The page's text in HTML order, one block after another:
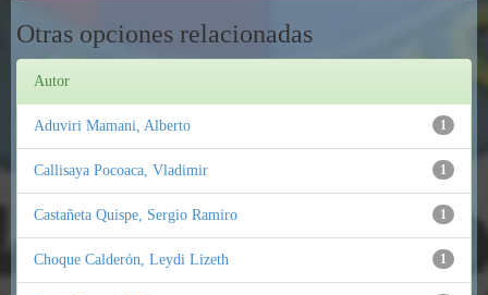
Otras opciones relacionadas
Autor
1
Aduviri Mamani, Alberto
1
Callisaya Pocoaca, Vladimir
1
Castañeta Quispe, Sergio Ramiro
1
Choque Calderón, Leydi Lizeth